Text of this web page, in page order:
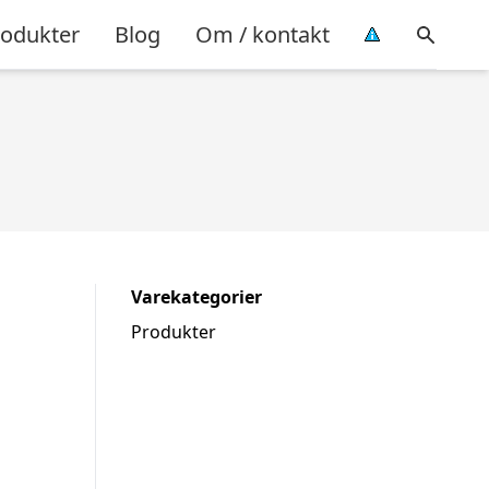
Blog Om / kontakt
Varekategorier
Produkter